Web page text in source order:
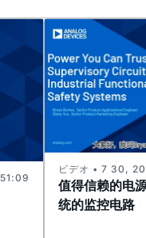
51:09
值得信赖的电
统的监控电路
ビデオ • 7 30,